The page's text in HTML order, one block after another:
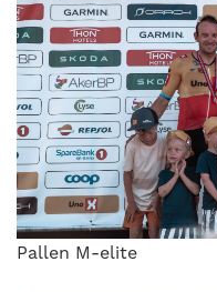
Pallen M-elite